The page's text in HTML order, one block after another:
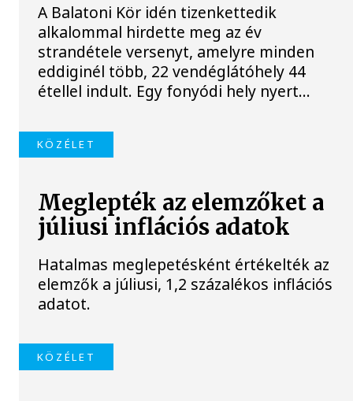
A Balatoni Kör idén tizenkettedik
alkalommal hirdette meg az év
strandétele versenyt, amelyre minden
eddiginél több, 22 vendéglátóhely 44
étellel indult. Egy fonyódi hely nyert...
KÖZÉLET
Meglepték az elemzőket a
júliusi inflációs adatok
Hatalmas meglepetésként értékelték az
elemzők a júliusi, 1,2 százalékos inflációs
adatot.
KÖZÉLET